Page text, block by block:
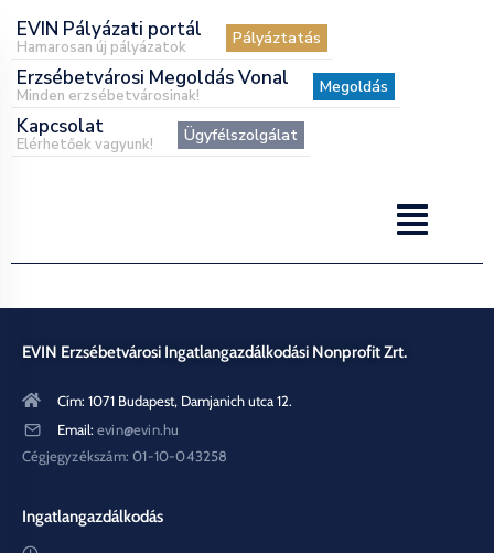
EVIN Pályázati portál
Hamarosan új pályázatok Pályáztatás
Erzsébetvárosi Megoldás Vonal
Minden erzsébetvárosinak! Megoldás
Kapcsolat
Elérhetőek vagyunk! Ügyfélszolgálat
EVIN Erzsébetvárosi Ingatlangazdálkodási Nonprofit Zrt.
Cím: 1071 Budapest, Damjanich utca 12.
Email: evin@evin.hu
Cégjegyzékszám: 01-10-043258
Ingatlangazdálkodás